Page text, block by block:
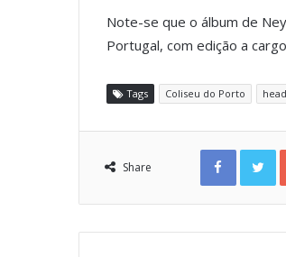
Note-se que o álbum de
Portugal, com edição a
Tags Coliseu do Porto
Share
Facebook Twitter